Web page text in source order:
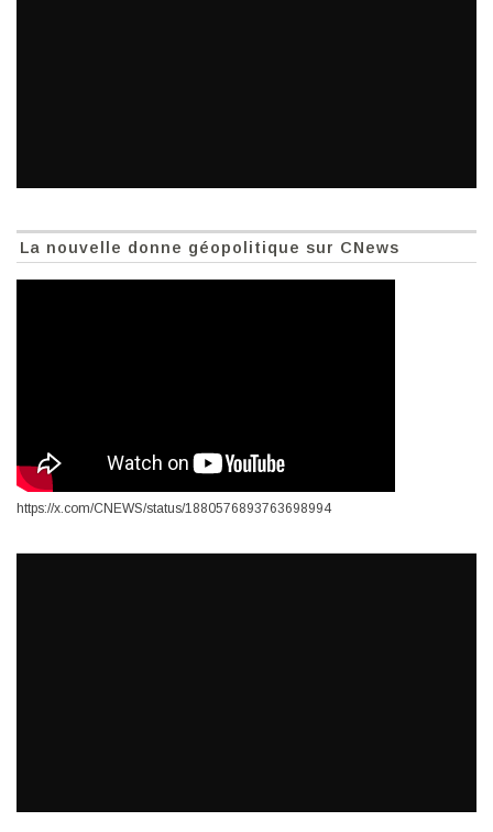
La nouvelle donne géopolitique sur CNews
https://x.com/CNEWS/status/1880576893763698994